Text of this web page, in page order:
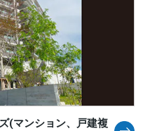
(マンション、戸建複